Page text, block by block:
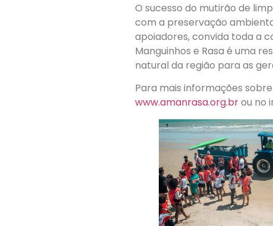
O sucesso do mutirão de
com a preservação
apoiadores, convida toda a
Manguinhos e Rasa é uma
natural da região para as
Para mais informações
www.amanrasa.org.brou no